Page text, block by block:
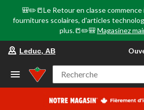
🎒✏️📒Le Retour en classe commence
fournitures scolaires, d'articles
plus.📒✏️🎒 Magasinez
votre
préféré
Leduc,
AB,
Leduc, AB
Recherche